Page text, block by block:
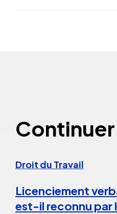
Droit du Travail
Licenciement
est-il reconnu par